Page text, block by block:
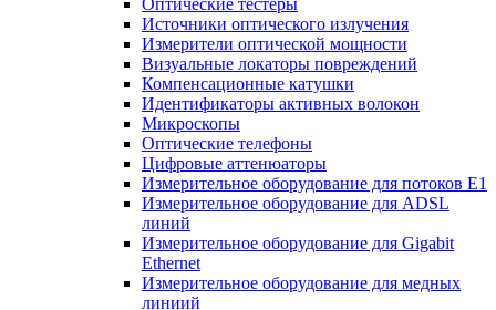
Оптические тестеры
Источники оптического излучения
Измерители оптической мощности
Визуальные локаторы повреждений
Компенсационные катушки
Идентификаторы активных волокон
Микроскопы
Оптические телефоны
Цифровые аттенюаторы
Измерительное оборудование для потоков Е1
Измерительное оборудование для ADSL
линий
Измерительное оборудование для Gigabit
Ethernet
Измерительное оборудование для медных
линиий